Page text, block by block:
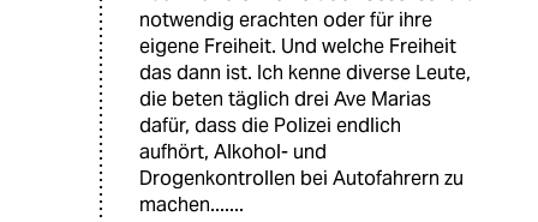
notwendig erachten oder für ihre
eigene Freiheit. Und welche Freiheit
das dann ist. Ich kenne diverse Leute,
die beten täglich drei Ave Marias
dafür, dass die Polizei endlich
aufhört, Alkohol- und
Drogenkontrollen bei Autofahrern zu
machen.......